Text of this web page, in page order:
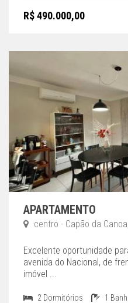
R$ 490.000,00
APARTAMENTO
centro - Capão da
Excelente oportunidade
avenida do Nacional, de
imóvel ...
2 Dormitórios 1